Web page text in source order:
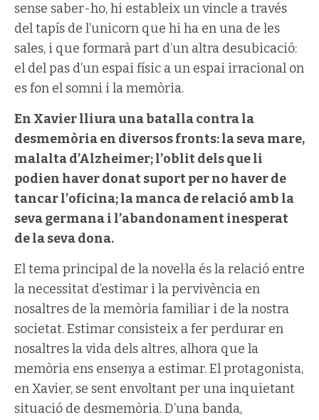
sense saber-ho, hi estableix un vincle a través
del tapís de l’unicorn que hi ha en una de les
sales, i que formarà part d’un altra desubicació:
el del pas d’un espai físic a un espai irracional on
es fon el somni i la memòria.
En Xavier lliura una batalla contra la
desmemòria en diversos fronts: la seva mare,
malalta d’Alzheimer; l’oblit dels que li
podien haver donat suport per no haver de
tancar l’oficina; la manca de relació amb la
seva germana i l’abandonament inesperat
de la seva dona.
El tema principal de la novel·la és la relació entre
la necessitat d’estimar i la pervivència en
nosaltres de la memòria familiar i de la nostra
societat. Estimar consisteix a fer perdurar en
nosaltres la vida dels altres, alhora que la
memòria ens ensenya a estimar. El protagonista,
en Xavier, se sent envoltant per una inquietant
situació de desmemòria. D’una banda,